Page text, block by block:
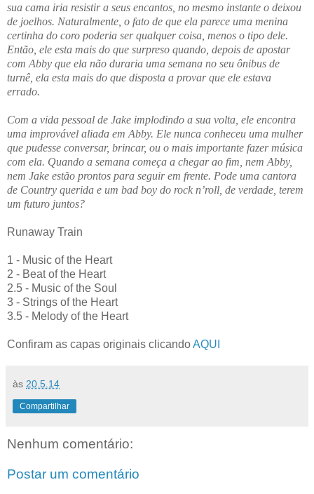
sua cama iria resistir a seus encantos, no mesmo instante o deixou
de joelhos. Naturalmente, o fato de que ela parece uma menina
certinha do coro poderia ser qualquer coisa, menos o tipo dele.
Então, ele esta mais do que surpreso quando, depois de apostar
com Abby que ela não duraria uma semana no seu ônibus de
turnê, ela esta mais do que disposta a provar que ele estava
errado.
Com a vida pessoal de Jake implodindo a sua volta, ele encontra
uma improvável aliada em Abby. Ele nunca conheceu uma mulher
que pudesse conversar, brincar, ou o mais importante fazer música
com ela. Quando a semana começa a chegar ao fim, nem Abby,
nem Jake estão prontos para seguir em frente. Pode uma cantora
de Country querida e um bad boy do rock n’roll, de verdade, terem
um futuro juntos?
Runaway Train
1 - Music of the Heart
2 - Beat of the Heart
2.5 - Music of the Soul
3 - Strings of the Heart
3.5 - Melody of the Heart
Confiram as capas originais clicandoAQUI
às 20.5.14
Compartilhar
Nenhum comentário:
Postar um comentário